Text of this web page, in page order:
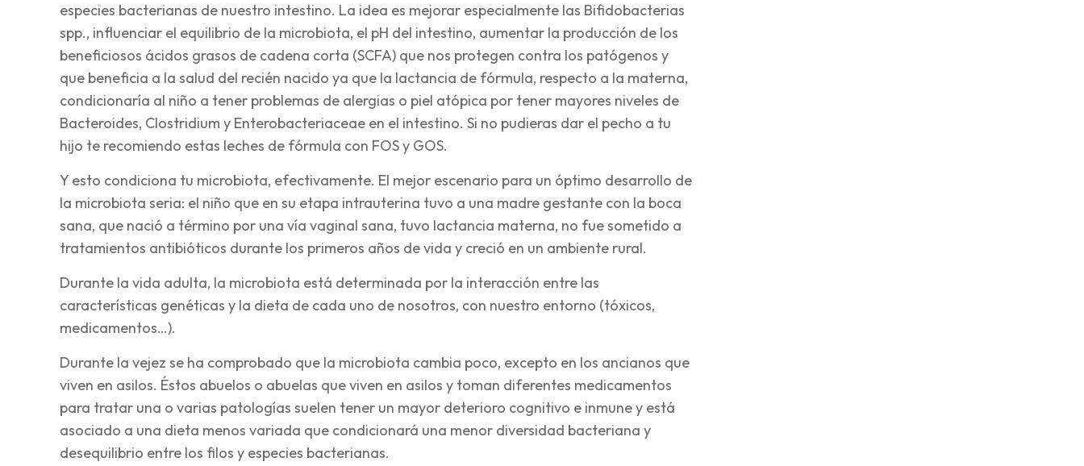
especies bacterianas de nuestro intestino. La idea es mejorar especialmente las Bifidobacterias
spp., influenciar el equilibrio de la microbiota, el pH del intestino, aumentar la producción de los
beneficiosos ácidos grasos de cadena corta (SCFA) que nos protegen contra los patógenos y
que beneficia a la salud del recién nacido ya que la lactancia de fórmula, respecto a la materna,
condicionaría al niño a tener problemas de alergias o piel atópica por tener mayores niveles de
Bacteroides, Clostridium y Enterobacteriaceae en el intestino. Si no pudieras dar el pecho a tu
hijo te recomiendo estas leches de fórmula con FOS y GOS.
Y esto condiciona tu microbiota, efectivamente. El mejor escenario para un óptimo desarrollo de
la microbiota seria: el niño que en su etapa intrauterina tuvo a una madre gestante con la boca
sana, que nació a término por una vía vaginal sana, tuvo lactancia materna, no fue sometido a
tratamientos antibióticos durante los primeros años de vida y creció en un ambiente rural.
Durante la vida adulta, la microbiota está determinada por la interacción entre las
características genéticas y la dieta de cada uno de nosotros, con nuestro entorno (tóxicos,
medicamentos…).
Durante la vejez se ha comprobado que la microbiota cambia poco, excepto en los ancianos que
viven en asilos. Éstos abuelos o abuelas que viven en asilos y toman diferentes medicamentos
para tratar una o varias patologías suelen tener un mayor deterioro cognitivo e inmune y está
asociado a una dieta menos variada que condicionará una menor diversidad bacteriana y
desequilibrio entre los filos y especies bacterianas.